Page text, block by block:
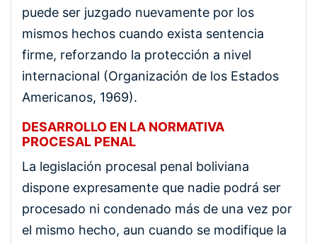
puede ser juzgado nuevamente por los
mismos hechos cuando exista sentencia
firme, reforzando la protección a nivel
internacional (Organización de los Estados
Americanos, 1969).
DESARROLLO EN LA NORMATIVA
PROCESAL PENAL
La legislación procesal penal boliviana
dispone expresamente que nadie podrá ser
procesado ni condenado más de una vez por
el mismo hecho, aun cuando se modifique la